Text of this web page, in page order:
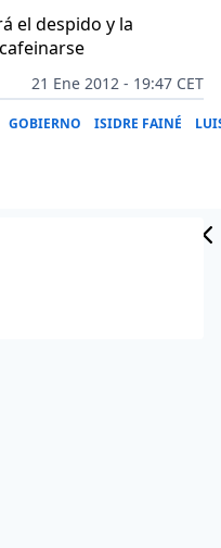
el despido y la
21 Ene 2012 - 19:47 CET
GOBIERNO ISIDRE FAINÉ
fin de semana en
la famosa frase:
voy a hacer».